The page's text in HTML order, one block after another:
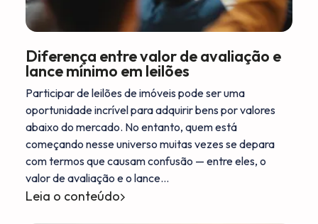
Diferença entre valor de avaliação e
lance mínimo em leilões
Participar de leilões de imóveis pode ser uma
oportunidade incrível para adquirir bens por valores
abaixo do mercado. No entanto, quem está
começando nesse universo muitas vezes se depara
com termos que causam confusão — entre eles, o
valor de avaliação e o lance…
Leia o conteúdo